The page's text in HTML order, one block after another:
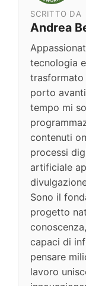
SCRITTO DA
Andrea
tecnologia
trasformato
porto
tempo mi
contenuti
processi
artificiale
Sono il
progetto
capaci di
pensare
lavoro